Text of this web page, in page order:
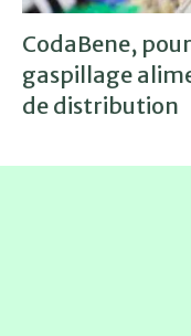
CodaBene,
gaspillage
de distribution